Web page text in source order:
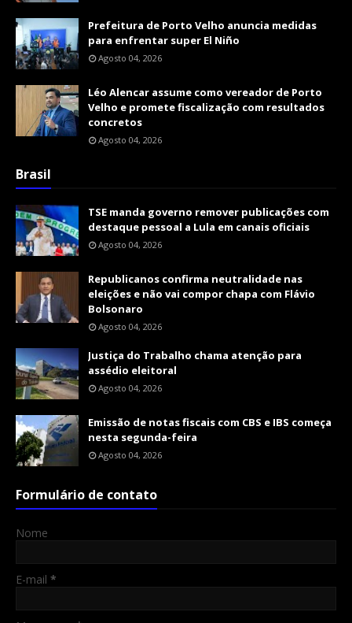
Prefeitura de Porto Velho anuncia medidas
para enfrentar super El Niño
Agosto 04, 2026
Léo Alencar assume como vereador de Porto
Velho e promete fiscalização com resultados
concretos
Agosto 04, 2026
Brasil
TSE manda governo remover publicações com
destaque pessoal a Lula em canais oficiais
Agosto 04, 2026
Republicanos confirma neutralidade nas
eleições e não vai compor chapa com Flávio
Bolsonaro
Agosto 04, 2026
Justiça do Trabalho chama atenção para
assédio eleitoral
Agosto 04, 2026
Emissão de notas fiscais com CBS e IBS começa
nesta segunda-feira
Agosto 04, 2026
Formulário de contato
Nome
E-mail *